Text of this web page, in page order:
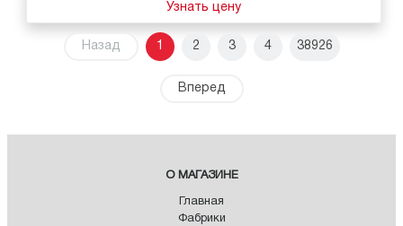
Узнать цену
Назад 1 2 3 4 38926
Вперед
О МАГАЗИНЕ
Главная
Фабрики